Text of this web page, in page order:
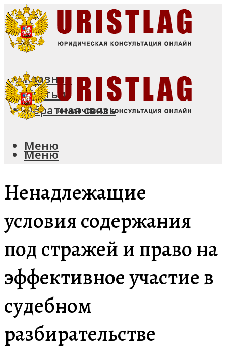
Главная
Статьи
Обратная связь
Меню
Меню
Ненадлежащие
условия содержания
под стражей и право на
эффективное участие в
судебном
разбирательстве